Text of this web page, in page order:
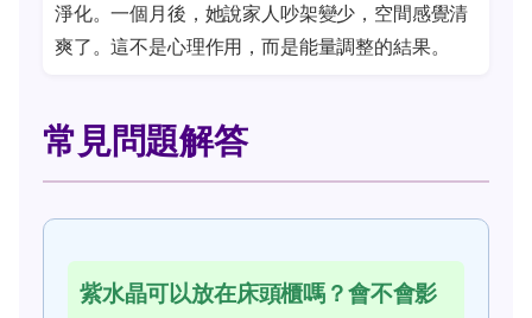
淨化。一個月後，她說家人吵架變少，空間感覺清
爽了。這不是心理作用，而是能量調整的結果。
常見問題解答
紫水晶可以放在床頭櫃嗎？會不會影